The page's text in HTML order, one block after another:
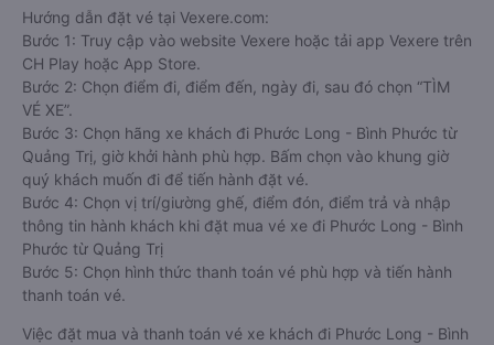
Hướng dẫn đặt vé tại Vexere.com:
Bước 1: Truy cập vào website Vexere hoặc tải app Vexere trên
CH Play hoặc App Store.
Bước 2: Chọn điểm đi, điểm đến, ngày đi, sau đó chọn “TÌM
VÉ XE”.
Bước 3: Chọn hãng xe khách đi Phước Long - Bình Phước từ
Quảng Trị, giờ khởi hành phù hợp. Bấm chọn vào khung giờ
quý khách muốn đi để tiến hành đặt vé.
Bước 4: Chọn vị trí/giường ghế, điểm đón, điểm trả và nhập
thông tin hành khách khi đặt mua vé xe đi Phước Long - Bình
Phước từ Quảng Trị
Bước 5: Chọn hình thức thanh toán vé phù hợp và tiến hành
thanh toán vé.
Việc đặt mua và thanh toán vé xe khách đi Phước Long - Bình